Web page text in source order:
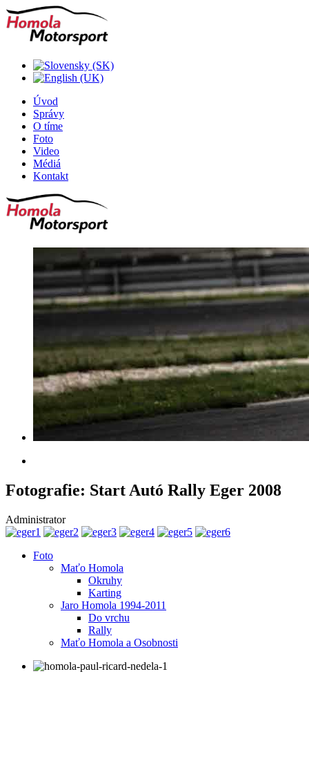
Úvod
Správy
O tíme
Foto
Video
Médiá
Kontakt
Fotografie: Start Autó Rally Eger 2008
Administrator
Foto
Maťo Homola
Okruhy
Karting
Jaro Homola 1994-2011
Do vrchu
Rally
Maťo Homola a Osobnosti